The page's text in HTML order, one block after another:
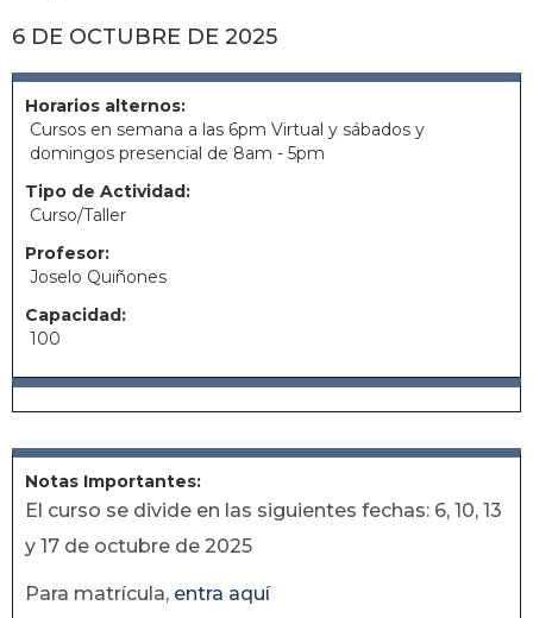
6 DE OCTUBRE DE 2025
Horarios alternos:
Cursos en semana a las 6pm Virtual y sábados y
domingos presencial de 8am - 5pm
Tipo de Actividad:
Curso/Taller
Profesor:
Joselo Quiñones
Capacidad:
100
Notas Importantes:
El curso se divide en las siguientes fechas: 6, 10, 13
y 17 de octubre de 2025
Para matrícula, entra aquí